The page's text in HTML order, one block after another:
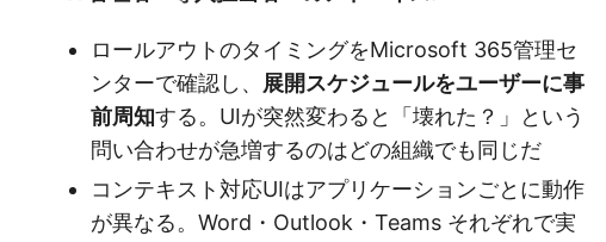
ロールアウトのタイミングをMicrosoft 365管理セ
ンターで確認し、 展開スケジュールをユーザーに事
前周知する。UIが突然変わると「壊れた？」という
問い合わせが急増するのはどの組織でも同じだ
コンテキスト対応UIはアプリケーションごとに動作
が異なる。Word・Outlook・Teams それぞれで実